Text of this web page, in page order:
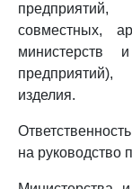
предприятий,
совместных,
изделия.
на руководство